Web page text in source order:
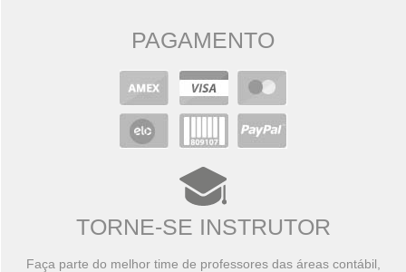
PAGAMENTO
TORNE-SE INSTRUTOR
Faça parte do melhor time de professores das áreas contábil,